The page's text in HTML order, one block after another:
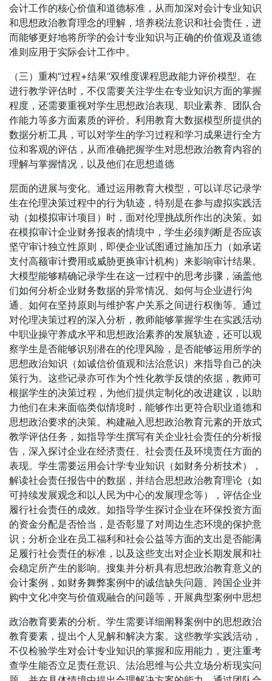
会计工作的核心价值和道德标准，从而加深对会计专业知识
和思想政治教育理念的理解，培养税法意识和社会责任，进
而能够更好地将所学的会计专业知识与正确的价值观及道德
准则应用于实际会计工作中。
（三）重构“过程+结果”双维度课程思政能力评价模型。在
进行教学评估时，不仅需要关注学生在专业知识方面的掌握
程度，还需要重视对学生思想政治表现、职业素养、团队合
作能力等多方面素质的评价。利用教育大数据模型所提供的
数据分析工具，可以对学生的学习过程和学习成果进行全方
位和客观的评估，从而准确把握学生对思想政治教育内容的
理解与掌握情况，以及他们在思想道德
层面的进展与变化。通过运用教育大模型，可以详尽记录学
生在伦理决策过程中的行为轨迹，特别是在参与虚拟实践活
动（如模拟审计项目）时，面对伦理挑战所作出的决策。如
在模拟审计企业财务报表的情境中，学生必须判断是否应该
坚守审计独立性原则，即便企业试图通过施加压力（如承诺
支付高额审计费用或威胁更换审计机构）来影响审计结果。
大模型能够精确记录学生在这一过程中的思考步骤，涵盖他
们如何分析企业财务数据的异常情况、如何与企业进行沟
通、如何在坚持原则与维护客户关系之间进行权衡等。通过
对伦理决策过程的深入分析，教师能够掌握学生在实践活动
中职业操守养成水平和思想政治素养的发展轨迹，还可以观
察学生是否能够识别潜在的伦理风险，是否能够运用所学的
思想政治知识（如诚信价值观和法治意识）来指导自己的决
策行为。这些记录亦可作为个性化教学反馈的依据，教师可
根据学生的决策过程，为他们提供定制化的改进建议，以助
力他们在未来面临类似情境时，能够作出更符合职业道德和
思想政治要求的决策。构建融入思想政治教育元素的开放式
教学评估任务，如指导学生撰写有关企业社会责任的分析报
告，深入探讨企业在经济责任、社会责任及环境责任方面的
表现。学生需要运用会计学专业知识（如财务分析技术），
解读社会责任报告中的数据，并结合思想政治教育理论（如
可持续发展观念和以人民为中心的发展理念等），评估企业
履行社会责任的成效。如指导学生探讨企业在环保投资方面
的资金分配是否恰当，是否彰显了对周边生态环境的保护意
识；分析企业在员工福利和社会公益等方面的支出是否能满
足履行社会责任的标准，以及这些支出对企业长期发展和社
会稳定所产生的影响。搜集并分析具有思想政治教育意义的
会计案例，如财务舞弊案例中的诚信缺失问题、跨国企业并
购中文化冲突与价值观融合的问题等，开展典型案例中思想
政治教育要素的分析。学生需要详细阐释案例中的思想政治
教育要素，提出个人见解和解决方案。这些教学实践活动，
不仅检验学生对会计专业知识的掌握和应用能力，更注重考
查学生能否立足责任意识、法治思维与公共立场分析现实问